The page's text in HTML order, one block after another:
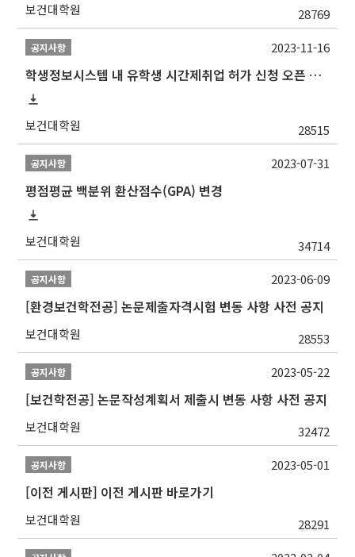
보건대학원 28769
공지사항
학생정보시스템 내 유학생 시간제취업 허가 신청 오픈 안내
보건대학원 28515
2023-11-16
공지사항
평점평균 백분위 환산점수(GPA) 변경
보건대학원 34714
2023-07-31
공지사항
[환경보건학전공] 논문제출자격시험 변동 사항 사전 공지
보건대학원 28553
2023-06-09
공지사항
[보건학전공] 논문작성계획서 제출시 변동 사항 사전 공지
보건대학원 32472
2023-05-22
공지사항
[이전 게시판] 이전 게시판 바로가기
보건대학원 28291
2023-05-01